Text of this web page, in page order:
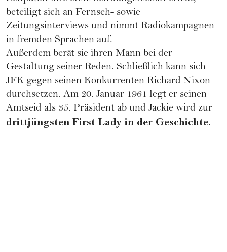
beteiligt sich an Fernseh- sowie
Zeitungsinterviews und nimmt Radiokampagnen
in fremden Sprachen auf.
Außerdem berät sie ihren Mann bei der
Gestaltung seiner Reden. Schließlich kann sich
JFK gegen seinen Konkurrenten Richard Nixon
durchsetzen. Am 20. Januar 1961 legt er seinen
Amtseid als 35. Präsident ab und Jackie wird zur
drittjüngsten First Lady in der Geschichte.